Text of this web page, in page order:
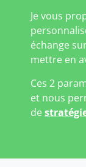
Je vous
échange
mettre en
Ces 2
et nous
de